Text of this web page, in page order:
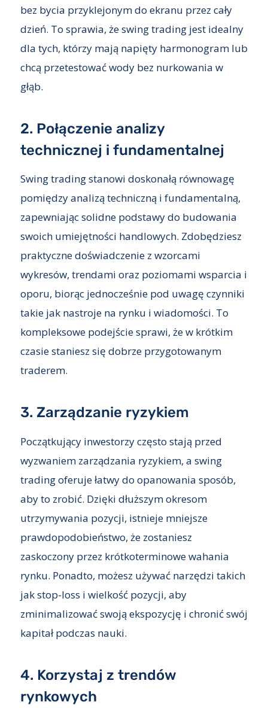
bez bycia przyklejonym do ekranu przez cały
dzień. To sprawia, że swing trading jest idealny
dla tych, którzy mają napięty harmonogram lub
chcą przetestować wody bez nurkowania w
głąb.
2. Połączenie analizy
technicznej i fundamentalnej
Swing trading stanowi doskonałą równowagę
pomiędzy analizą techniczną i fundamentalną,
zapewniając solidne podstawy do budowania
swoich umiejętności handlowych. Zdobędziesz
praktyczne doświadczenie z wzorcami
wykresów, trendami oraz poziomami wsparcia i
oporu, biorąc jednocześnie pod uwagę czynniki
takie jak nastroje na rynku i wiadomości. To
kompleksowe podejście sprawi, że w krótkim
czasie staniesz się dobrze przygotowanym
traderem.
3. Zarządzanie ryzykiem
Początkujący inwestorzy często stają przed
wyzwaniem zarządzania ryzykiem, a swing
trading oferuje łatwy do opanowania sposób,
aby to zrobić. Dzięki dłuższym okresom
utrzymywania pozycji, istnieje mniejsze
prawdopodobieństwo, że zostaniesz
zaskoczony przez krótkoterminowe wahania
rynku. Ponadto, możesz używać narzędzi takich
jak stop-loss i wielkość pozycji, aby
zminimalizować swoją ekspozycję i chronić swój
kapitał podczas nauki.
4. Korzystaj z trendów
rynkowych